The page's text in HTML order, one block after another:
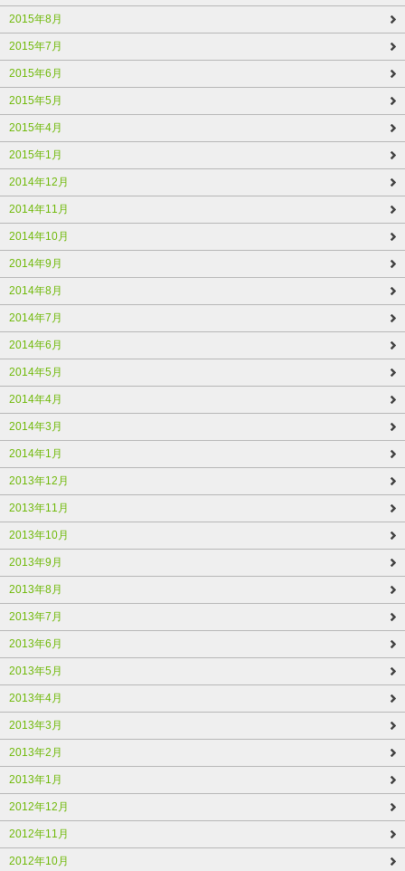
2015年8月
2015年7月
2015年6月
2015年5月
2015年4月
2015年1月
2014年12月
2014年11月
2014年10月
2014年9月
2014年8月
2014年7月
2014年6月
2014年5月
2014年4月
2014年3月
2014年1月
2013年12月
2013年11月
2013年10月
2013年9月
2013年8月
2013年7月
2013年6月
2013年5月
2013年4月
2013年3月
2013年2月
2013年1月
2012年12月
2012年11月
2012年10月